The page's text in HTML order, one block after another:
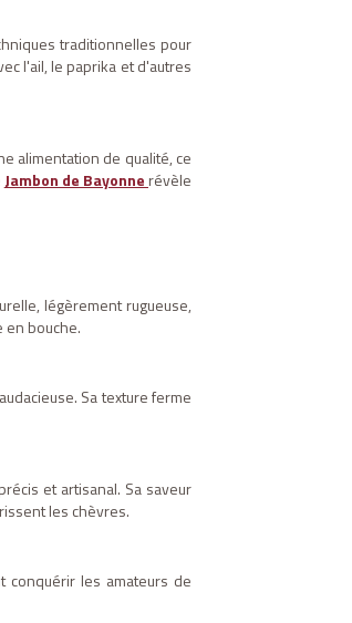
traditionnelles pour
l'ail, le paprika et d'autres
alimentation de qualité, ce
Jambon de Bayonne révèle
légèrement rugueuse,
en bouche.
Sa texture ferme
et artisanal. Sa saveur
les chèvres.
conquérir les amateurs de